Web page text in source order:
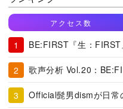
アクセス数
BE:FIRST『生：
歌声分析 Vol.20：
Official髭男dismが日常